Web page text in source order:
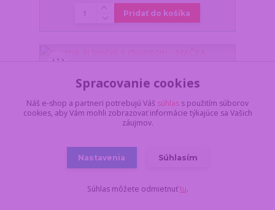
Pridať do košíka
Spracovanie cookies
Náš e-shop a partneri potrebujú Váš súhlas s použitím súborov
cookies, aby Vám mohli zobrazovať informácie týkajúce sa Vašich
záujmov.
Nastavenia Súhlasím
Súhlas môžete odmietnuťtu.